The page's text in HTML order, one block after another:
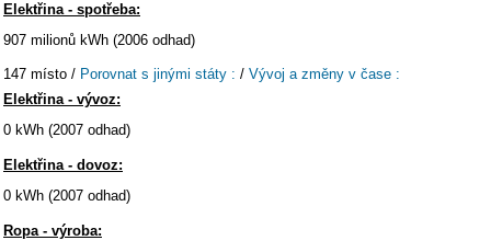
Elektřina - spotřeba:
907 milionů kWh (2006 odhad)
147 místo / Porovnat s jinými státy : / Vývoj a změny v čase :
Elektřina - vývoz:
0 kWh (2007 odhad)
Elektřina - dovoz:
0 kWh (2007 odhad)
Ropa - výroba: